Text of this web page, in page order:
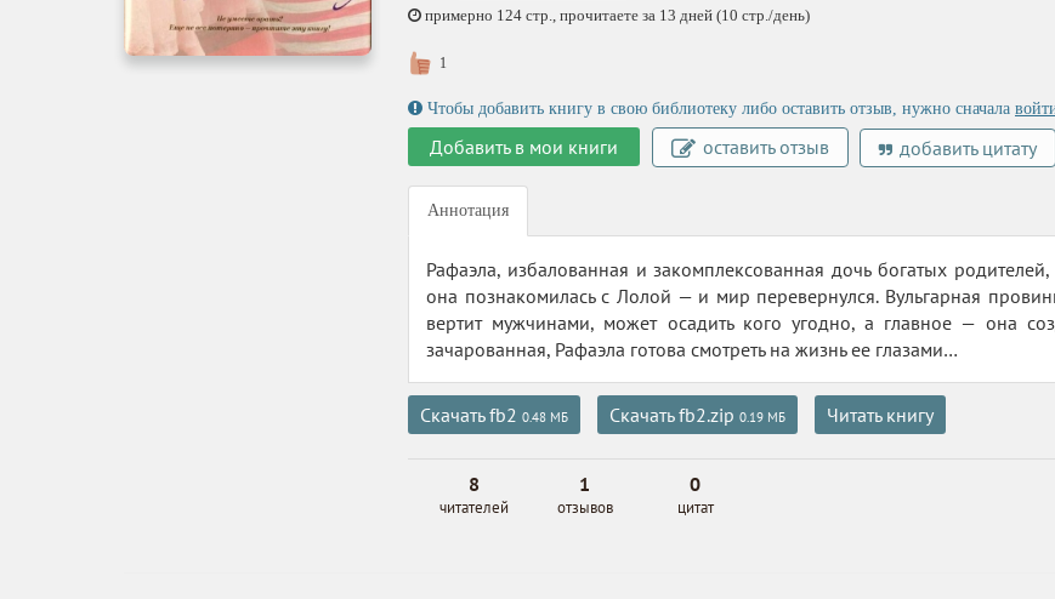
примерно 124 стр., прочитаете за 13 дней (10 стр./день)
1
Чтобы добавить книгу в свою библиотеку либо оставить отзыв, нужно сначала
Добавить в мои книги оставить отзыв добавить цитату
Аннотация
Рафаэла, избалованная и закомплексованная дочь богатых
она познакомилась с Лолой — и мир перевернулся. Вульгарная
вертит мужчинами, может осадить кого угодно, а главное — она
зачарованная, Рафаэла готова смотреть на жизнь ее глазами…
Скачать fb2 0.48 МБ Скачать fb2.zip 0.19 МБ Читать книгу
8
читателей
1
отзывов
0
цитат